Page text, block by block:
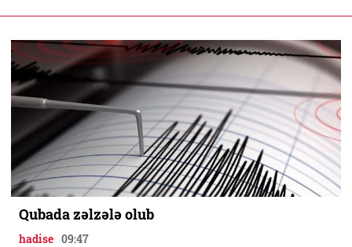
Qubada zəlzələ olub
hadise 09:47